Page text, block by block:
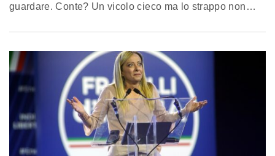
guardare. Conte? Un vicolo cieco ma lo strappo non